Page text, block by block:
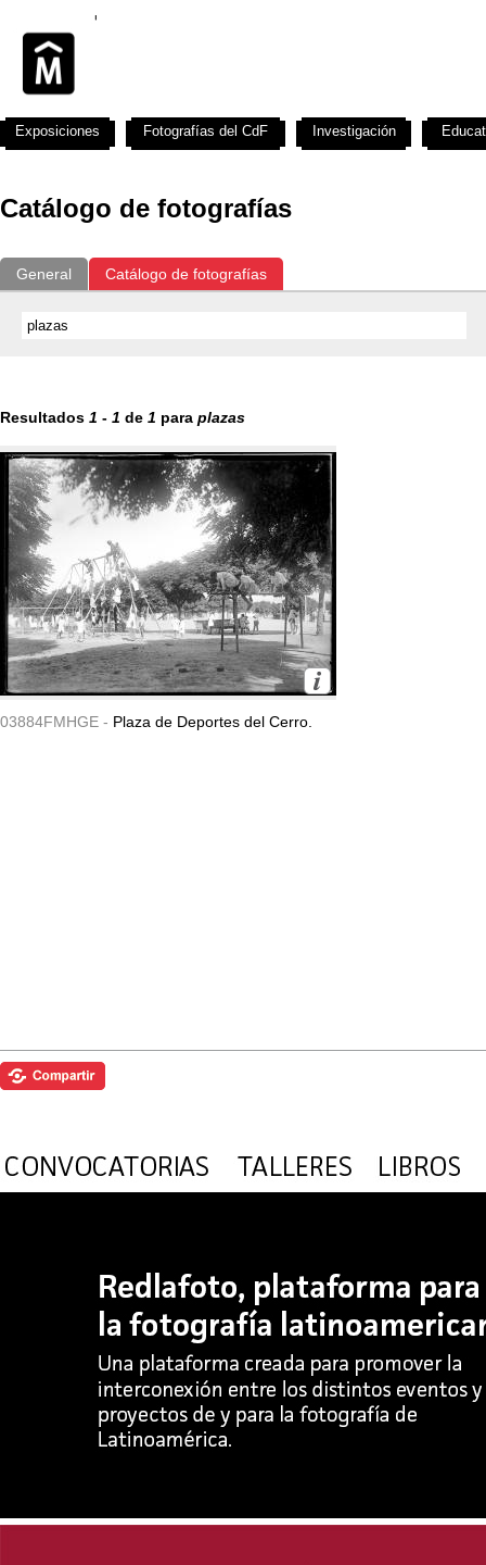
Catálogo de fotografías
General Catálogo de fotografías
Resultados 1 - 1 de 1 para plazas
03884FMHGE - Plaza de Deportes del Cerro.
Exposiciones Fotografías del CdF Investigación